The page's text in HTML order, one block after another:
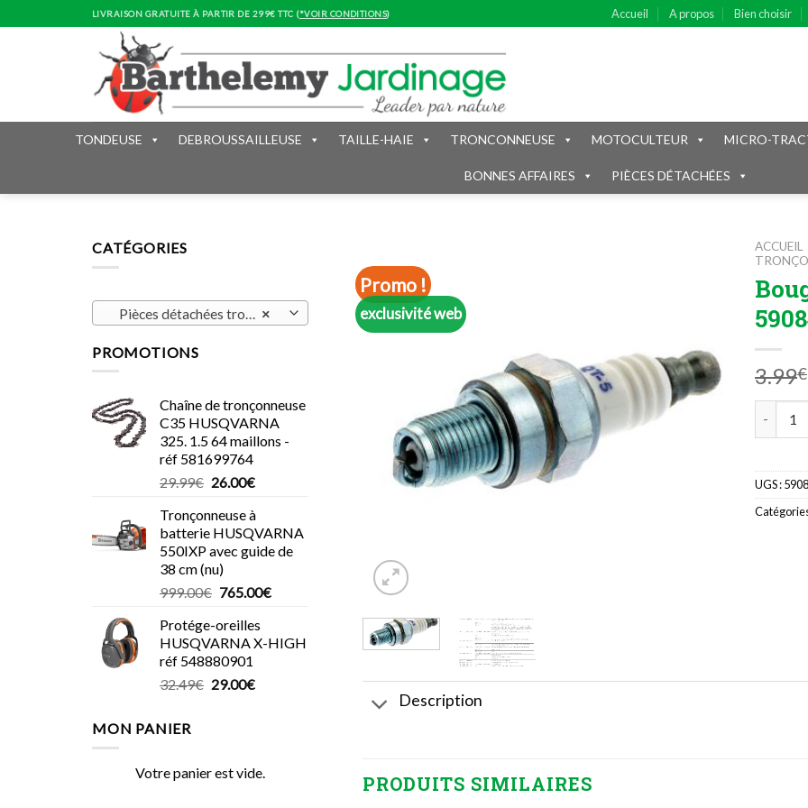
to
LIVRAISON GRATUITE À PARTIR DE 299€ TTC (*VOIR CONDITIONS) Accueil A propos Bien choisir
TONDEUSE DEBROUSSAILLEUSE TAILLE-HAIE TRONCONNEUSE MOTOCULTEUR MICRO-
BONNES AFFAIRES PIÈCES DÉTACHÉES
CATÉGORIES
×
Pièces détachées tronçonneuse (24)
PROMOTIONS
Chaîne de tronçonneuse
C35 HUSQVARNA
325. 1.5 64 maillons -
réf 581699764
29.99€ Le
initial
était :
29.99€.
26.00€Le
actuel
est :
26.00€.
Tronçonneuse à
batterie HUSQVARNA
550IXP avec guide de
38 cm (nu)
999.00€ Le
initial
était :
999.00€.
765.00€Le
est :
Protége-oreilles
HUSQVARNA X-HIGH
réf 548880901
32.49€ Le
29.00€Le
MON PANIER
Votre panier est vide.
Promo !
exclusivité web
ACCUEIL
3.99€
UGS :
Description
PRODUITS SIMILAIRES